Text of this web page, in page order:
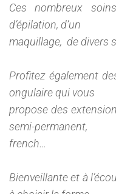
Ces nombreux
d’épilation, d’un
maquillage, de divers
Profitez également
ongulaire qui vous
propose des
semi-permanent,
french…
Bienveillante et à